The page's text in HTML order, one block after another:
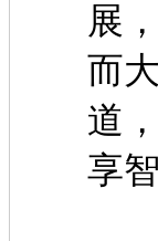
展
而
道
享
到